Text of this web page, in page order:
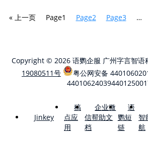
« 上一页 Page1 Page2 Page3 …
Copyright © 2026 语鹦企服 广州字言智语
19080511号
粤公网安备
Jinkey
稿
点应
用
企业微
信帮助文
档
语
鹦短
链
智
航